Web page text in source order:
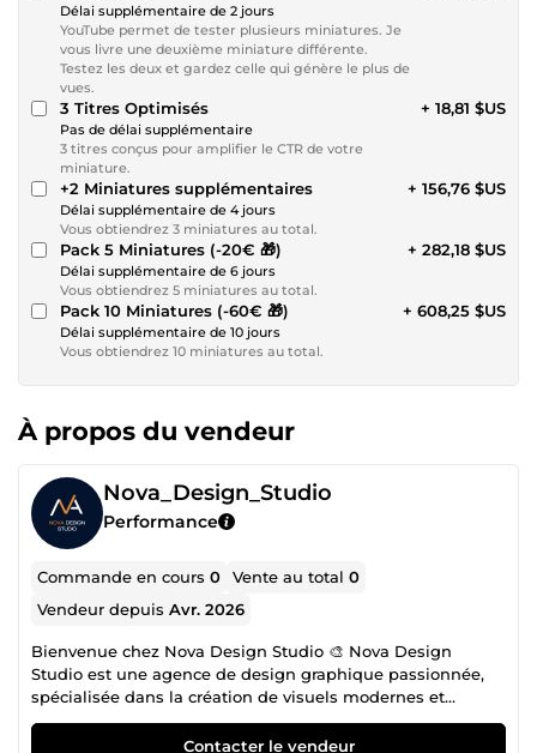
Délai supplémentaire de 2 jours
YouTube permet de tester plusieurs miniatures. Je
vous livre une deuxième miniature différente.
Testez les deux et gardez celle qui génère le plus de
vues.
3 Titres Optimisés
Pas de délai supplémentaire
3 titres conçus pour amplifier le CTR de votre
miniature.
+ 18,81 $US
+2 Miniatures supplémentaires
Délai supplémentaire de 4 jours
Vous obtiendrez 3 miniatures au total.
+ 156,76 $US
Pack 5 Miniatures (-20€ 🎁)
Délai supplémentaire de 6 jours
Vous obtiendrez 5 miniatures au total.
+ 282,18 $US
Pack 10 Miniatures (-60€ 🎁)
Délai supplémentaire de 10 jours
Vous obtiendrez 10 miniatures au total.
+ 608,25 $US
À propos du vendeur
Nova_Design_Studio
Performance
Commande en cours0 Vente au total0
Vendeur depuisAvr. 2026
Bienvenue chez Nova Design Studio 🎨 Nova Design
Studio est une agence de design graphique passionnée,
spécialisée dans la création de visuels modernes et
percutants. Nous accompagnons les entrepreneurs,
marques et entreprises dans l’élaboration d’une identité
Contacter le vendeur